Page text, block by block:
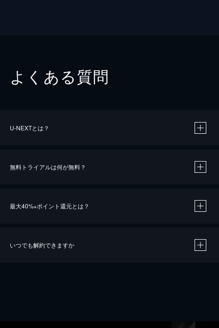
よくある質問
U-NEXTとは？
無料トライアルは何が無料？
最大40%※ポイント還元とは？
いつでも解約できますか